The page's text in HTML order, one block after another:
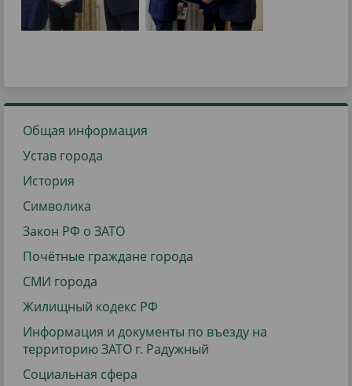
Общая информация
Устав города
История
Символика
Закон РФ о ЗАТО
Почётные граждане города
СМИ города
Жилищный кодекс РФ
Информация и документы по въезду на
территорию ЗАТО г. Радужный
Социальная сфера